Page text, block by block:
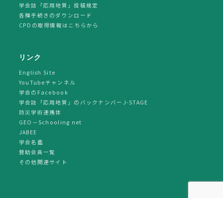
学会誌「応用地質」投稿規定
各種手続きのダウンロード
CPDの取得情報はこちらから
リンク
English Site
YouTubeチャンネル
学会のFacebook
学会誌「応用地質」のバックナンバーJ-STAGE
防災学術連携体
GEO－Schooling net
JABEE
学会名鑑
賛助会員一覧
その他関連サイト